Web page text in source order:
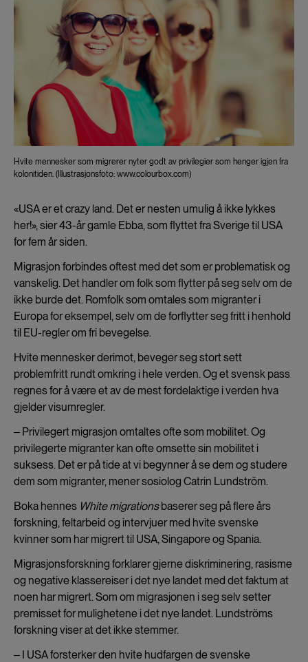
Hvite mennesker som migrerer nyter godt av privilegier som henger igjen fra
kolonitiden. (Illustrasjonsfoto: www.colourbox.com)
«USA er et crazy land. Det er nesten umulig å ikke lykkes
her!», sier 43-år gamle Ebba, som flyttet fra Sverige til USA
for fem år siden.
Migrasjon forbindes oftest med det som er problematisk og
vanskelig. Det handler om folk som flytter på seg selv om de
ikke burde det. Romfolk som omtales som migranter i
Europa for eksempel, selv om de forflytter seg fritt i henhold
til EU-regler om fri bevegelse.
Hvite mennesker derimot, beveger seg stort sett
problemfritt rundt omkring i hele verden. Og et svensk pass
regnes for å være et av de mest fordelaktige i verden hva
gjelder visumregler.
‒ Privilegert migrasjon omtaltes ofte som mobilitet. Og
privilegerte migranter kan ofte omsette sin mobilitet i
suksess. Det er på tide at vi begynner å se dem og studere
dem som migranter, mener sosiolog Catrin Lundström.
Boka hennes White migrationsbaserer seg på flere års
forskning, feltarbeid og intervjuer med hvite svenske
kvinner som har migrert til USA, Singapore og Spania.
Migrasjonsforskning forklarer gjerne diskriminering, rasisme
og negative klassereiser i det nye landet med det faktum at
noen har migrert. Som om migrasjonen i seg selv setter
premisset for mulighetene i det nye landet. Lundströms
forskning viser at det ikke stemmer.
‒ I USA forsterker den hvite hudfargen de svenske